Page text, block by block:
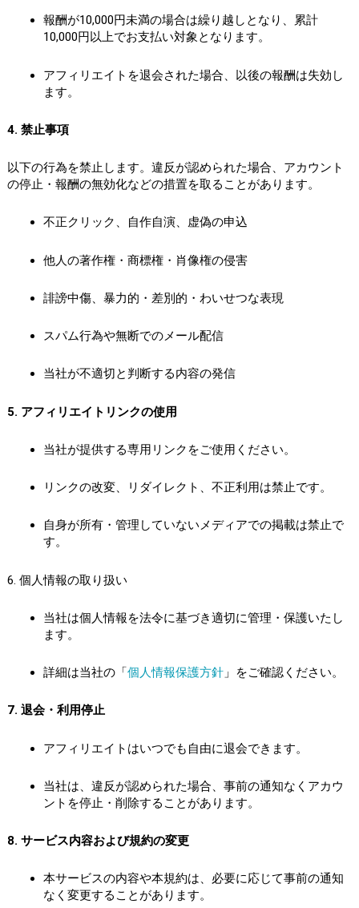
報酬が10,000円未満の場合は繰り越しとなり、累計
10,000円以上でお支払い対象となります。
アフィリエイトを退会された場合、以後の報酬は失効し
ます。
4. 禁止事項
以下の行為を禁止します。違反が認められた場合、アカウント
の停止・報酬の無効化などの措置を取ることがあります。
不正クリック、自作自演、虚偽の申込
他人の著作権・商標権・肖像権の侵害
誹謗中傷、暴力的・差別的・わいせつな表現
スパム行為や無断でのメール配信
当社が不適切と判断する内容の発信
5. アフィリエイトリンクの使用
当社が提供する専用リンクをご使用ください。
リンクの改変、リダイレクト、不正利用は禁止です。
自身が所有・管理していないメディアでの掲載は禁止で
す。
6. 個人情報の取り扱い
当社は個人情報を法令に基づき適切に管理・保護いたし
ます。
詳細は当社の「個人情報保護方針」をご確認ください。
7. 退会・利用停止
アフィリエイトはいつでも自由に退会できます。
当社は、違反が認められた場合、事前の通知なくアカウ
ントを停止・削除することがあります。
8. サービス内容および規約の変更
本サービスの内容や本規約は、必要に応じて事前の通知
なく変更することがあります。